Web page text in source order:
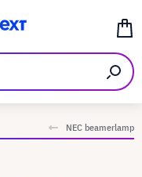
NEC beamerlamp